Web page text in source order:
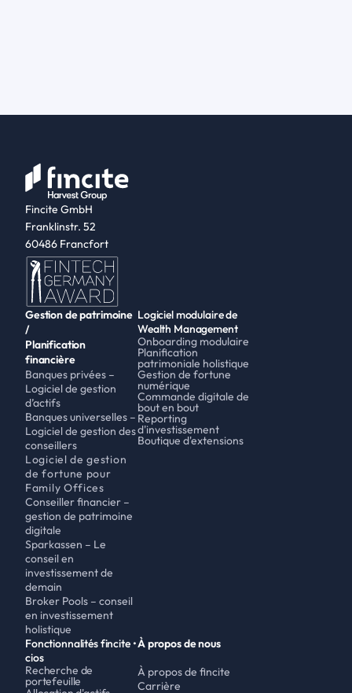
Fincite GmbH
Franklinstr. 52
60486 Francfort
Gestion de patrimoine
/
Planification
financière
Banques privées –
Logiciel de gestion
d’actifs
Banques universelles –
Logiciel de gestion des
conseillers
Logiciel de gestion
de fortune pour
Family Offices
Conseiller financier –
gestion de patrimoine
digitale
Sparkassen – Le
conseil en
investissement de
demain
Broker Pools – conseil
en investissement
holistique
Logiciel modulaire de
Wealth Management
Onboarding modulaire
Planification
patrimoniale holistique
Gestion de fortune
numérique
Commande digitale de
bout en bout
Reporting
d'investissement
Boutique d'extensions
Fonctionnalités fincite •
cios
Recherche de
portefeuille
À propos de nous
À propos de fincite
Carrière